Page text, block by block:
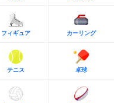
フィギュア カーリング
テニス 卓球